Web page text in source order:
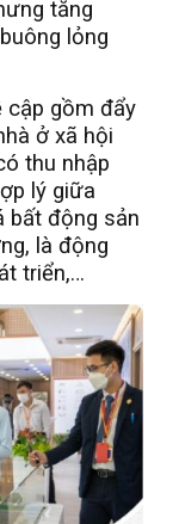
tăng
lỏng
cập gồm đẩy
ở xã hội
thu nhập
lý giữa
bất động sản
là động
triển,…